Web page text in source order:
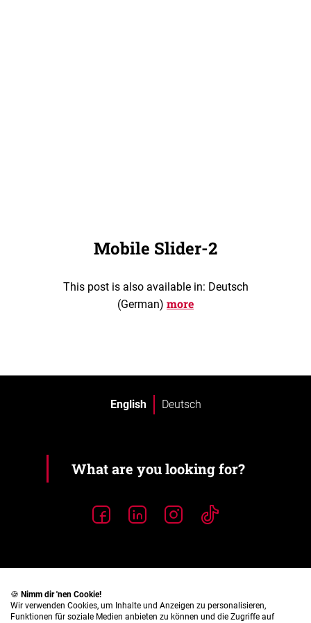
Mobile Slider-2
This post is also available in: Deutsch
(German) more
English Deutsch
🍪 Nimm dir 'nen Cookie!
Wir verwenden Cookies, um Inhalte und Anzeigen zu personalisieren,
Funktionen für soziale Medien anbieten zu können und die Zugriffe auf